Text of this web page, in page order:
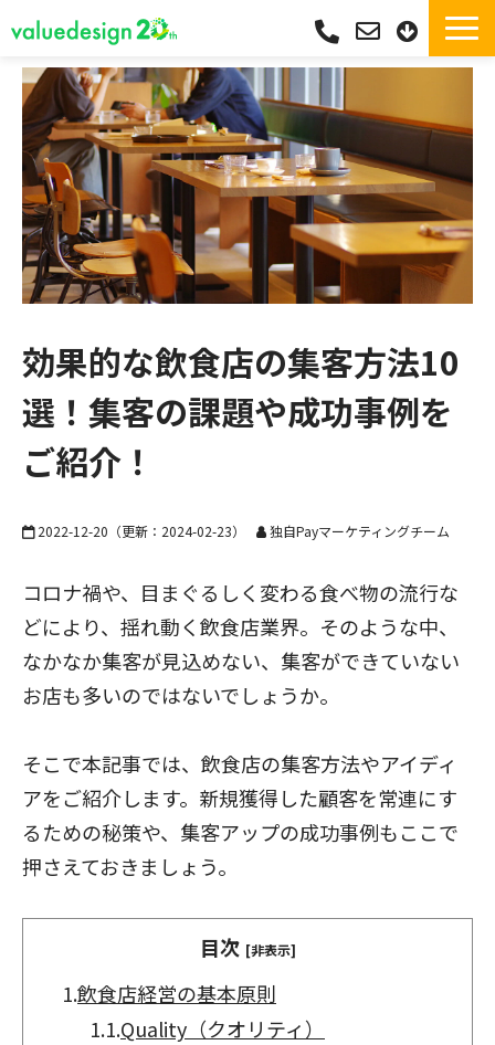
サービス一覧・独自Pay
選ばれる理由
サポート
導入実績
導入フロー
活用シーン
よくあるご質問
効果的な飲食店の集客方法10
選！集客の課題や成功事例を
ご紹介！
2022-12-20 （更新： 2024-02-23） 独自Payマーケティングチーム
コロナ禍や、目まぐるしく変わる食べ物の流行な
どにより、揺れ動く飲食店業界。そのような中、
なかなか集客が見込めない、集客ができていない
お店も多いのではないでしょうか。
そこで本記事では、飲食店の集客方法やアイディ
アをご紹介します。新規獲得した顧客を常連にす
るための秘策や、集客アップの成功事例もここで
押さえておきましょう。
目次 [非表示]
1.飲食店経営の基本原則
1.1.Quality（クオリティ）